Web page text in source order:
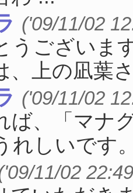
('09/11/02
うございま
、上の凪葉
('09/11/02
ば、「マナ
れしいです
11/02